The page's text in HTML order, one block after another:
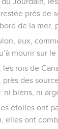
près de
de la mer,
eux,
mourir sur
les rois de
près des
ni biens, ni
étoiles ont
elles ont